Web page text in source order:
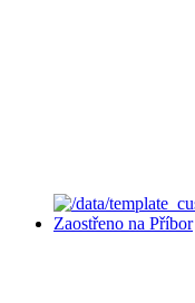
Zaostřeno na Příbor